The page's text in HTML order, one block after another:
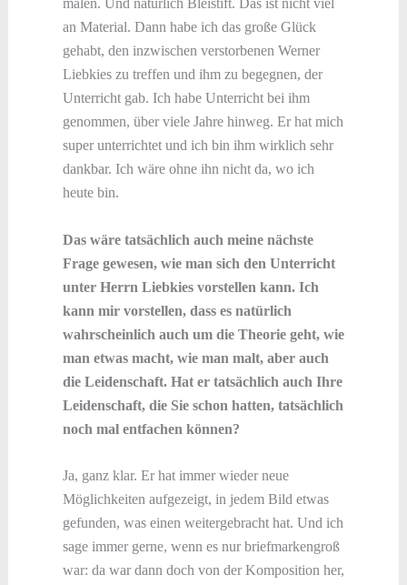
malen. Und natürlich Bleistift. Das ist nicht viel
an Material. Dann habe ich das große Glück
gehabt, den inzwischen verstorbenen Werner
Liebkies zu treffen und ihm zu begegnen, der
Unterricht gab. Ich habe Unterricht bei ihm
genommen, über viele Jahre hinweg. Er hat mich
super unterrichtet und ich bin ihm wirklich sehr
dankbar. Ich wäre ohne ihn nicht da, wo ich
heute bin.
Das wäre tatsächlich auch meine nächste
Frage gewesen, wie man sich den Unterricht
unter Herrn Liebkies vorstellen kann. Ich
kann mir vorstellen, dass es natürlich
wahrscheinlich auch um die Theorie geht, wie
man etwas macht, wie man malt, aber auch
die Leidenschaft. Hat er tatsächlich auch Ihre
Leidenschaft, die Sie schon hatten, tatsächlich
noch mal entfachen können?
Ja, ganz klar. Er hat immer wieder neue
Möglichkeiten aufgezeigt, in jedem Bild etwas
gefunden, was einen weitergebracht hat. Und ich
sage immer gerne, wenn es nur briefmarkengroß
war: da war dann doch von der Komposition her,